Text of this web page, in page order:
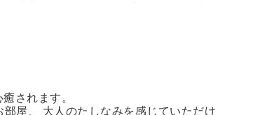
されます。
屋、 大人のたしなみを感じていただけ